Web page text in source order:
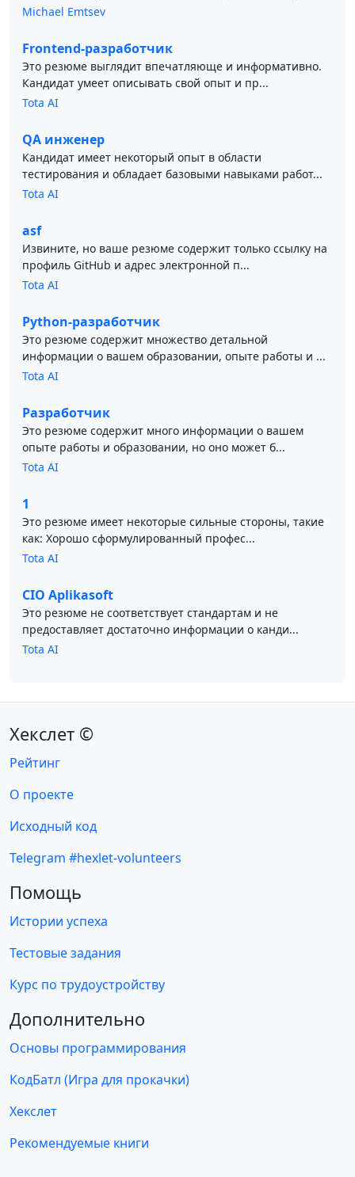
Michael Emtsev
Frontend-разработчик
Это резюме выглядит впечатляюще и информативно.
Кандидат умеет описывать свой опыт и пр...
Tota AI
QA инженер
Кандидат имеет некоторый опыт в области
тестирования и обладает базовыми навыками работ...
Tota AI
asf
Извините, но ваше резюме содержит только ссылку на
профиль GitHub и адрес электронной п...
Tota AI
Python-разработчик
Это резюме содержит множество детальной
информации о вашем образовании, опыте работы и ...
Tota AI
Разработчик
Это резюме содержит много информации о вашем
опыте работы и образовании, но оно может б...
Tota AI
1
Это резюме имеет некоторые сильные стороны, такие
как: Хорошо сформулированный профес...
Tota AI
CIO Aplikasoft
Это резюме не соответствует стандартам и не
предоставляет достаточно информации о канди...
Tota AI
Хекслет ©
Рейтинг
О проекте
Исходный код
Telegram #hexlet-volunteers
Помощь
Истории успеха
Тестовые задания
Курс по трудоустройству
Дополнительно
Основы программирования
КодБатл (Игра для прокачки)
Хекслет
Рекомендуемые книги